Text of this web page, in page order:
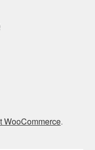
WooCommerce.